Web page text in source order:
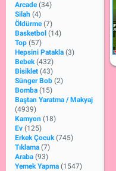
Arcade (34)
Silah (4)
Öldürme (7)
Basketbol (14)
Top (57)
Hepsini Patakla (3)
Bebek (432)
Bisiklet (43)
Sünger Bob (2)
Bomba (15)
Baştan Yaratma / Makyaj
(4939)
Kamyon (18)
Ev (125)
Erkek Çocuk (745)
Tıklama (7)
Araba (93)
Yemek Yapma (1547)